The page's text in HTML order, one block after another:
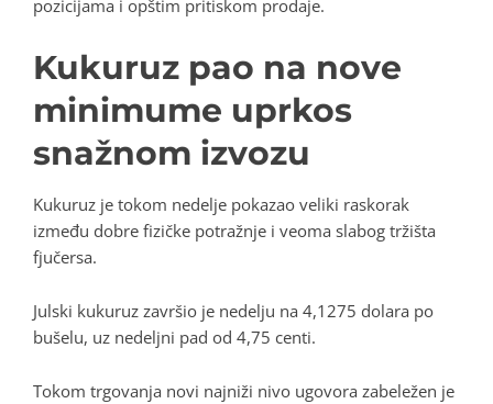
pozicijama i opštim pritiskom prodaje.
Kukuruz pao na nove
minimume uprkos
snažnom izvozu
Kukuruz je tokom nedelje pokazao veliki raskorak
između dobre fizičke potražnje i veoma slabog tržišta
fjučersa.
Julski kukuruz završio je nedelju na 4,1275 dolara po
bušelu, uz nedeljni pad od 4,75 centi.
Tokom trgovanja novi najniži nivo ugovora zabeležen je